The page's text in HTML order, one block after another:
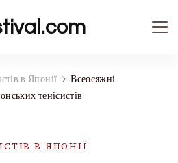
в Японії
Всеосяжні
тенісистів
В ЯПОНІЇ